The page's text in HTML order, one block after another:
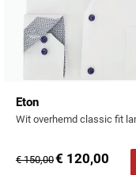
Eton
€ 150,00€ 120,00